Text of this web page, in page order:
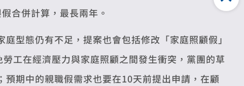
合併計算，最長兩年。
型態仍有不足，提案也會包括修改「家庭照顧假」
工在經濟壓力與家庭照顧之間發生衝突，黨團的草
期中的親職假需求也要在10天前提出申請，在顧